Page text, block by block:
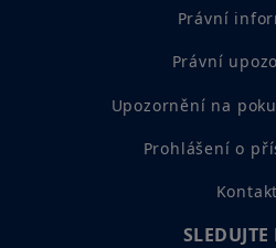
českými právními předpisy a
Vstupem na naše webové stránky
těmito podmínkami přístupu
Právní
Právní
Upozornění na
Prohlášení o
Kontakt
SLEDUJTE